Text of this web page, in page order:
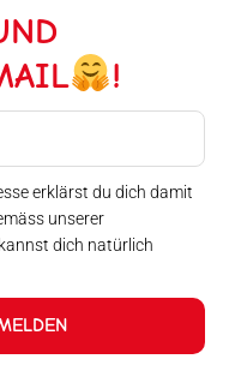
!
erklärst du dich damit
unserer
dich natürlich